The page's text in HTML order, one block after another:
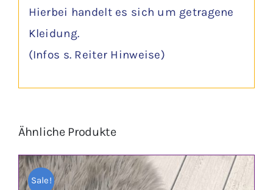
Hierbei handelt es sich um getragene
Kleidung.
(Infos s. Reiter Hinweise)
Ähnliche Produkte
Sale!